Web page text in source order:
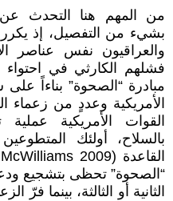
من المهم هنا التحدث عن
بشيء من التفصيل، إذ يكرر
والعراقيون نفس عناصر
مبادرة “الصحوة” بناءاً
الأمريكية وعددٍ من زعماء
القوات الأمريكية
بالسلاح، أولئك
“الصحوة” تحظى بتشجيع
الثانية أو الثالثة، بينما فرّ